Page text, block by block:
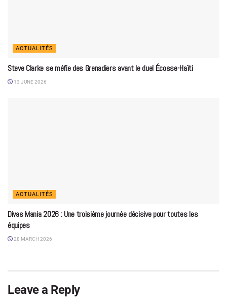
ACTUALITÉS
Steve Clarke se méfie des Grenadiers avant le duel Écosse-Haïti
13 JUNE 2026
ACTUALITÉS
Divas Mania 2026 : Une troisième journée décisive pour toutes les
équipes
28 MARCH 2026
Leave a Reply